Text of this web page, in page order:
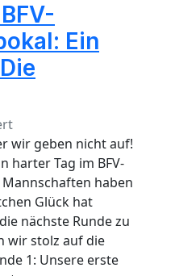
Ein
wir geben nicht auf!
harter Tag im BFV-
haben
Glück hat
nächste Runde zu
wir stolz auf die
1: Unsere erste